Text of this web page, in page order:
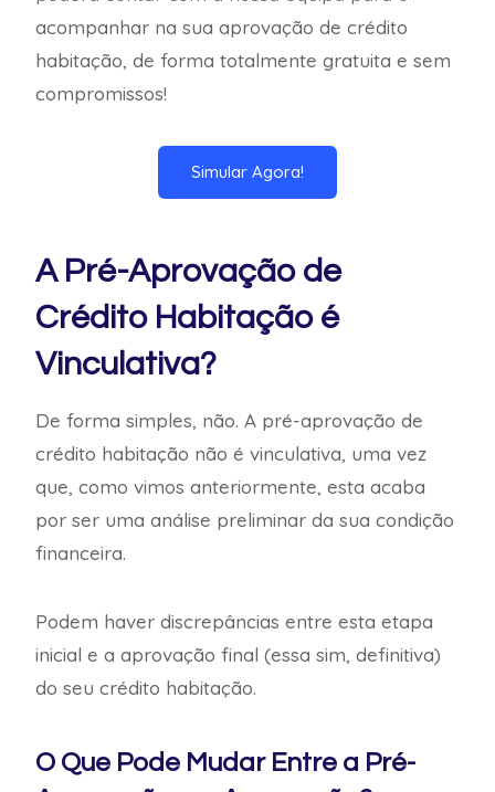
acompanhar na sua aprovação de crédito
habitação, de forma totalmente gratuita e sem
compromissos!
Simular Agora!
A Pré-Aprovação de
Crédito Habitação é
Vinculativa?
De forma simples, não. A pré-aprovação de
crédito habitação não é vinculativa, uma vez
que, como vimos anteriormente, esta acaba
por ser uma análise preliminar da sua condição
financeira.
Podem haver discrepâncias entre esta etapa
inicial e a aprovação final (essa sim, definitiva)
do seu crédito habitação.
O Que Pode Mudar Entre a Pré-